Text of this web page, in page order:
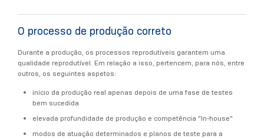
O processo de produção correto
Durante a produção, os processos reprodutíveis garantem uma
qualidade reprodutível. Em relação a isso, pertencem, para nós, entre
outros, os seguintes aspetos:
início da produção real apenas depois de uma fase de testes
bem sucedida
elevada profundidade de produção e competência "In-house"
modos de atuação determinados e planos de teste para a